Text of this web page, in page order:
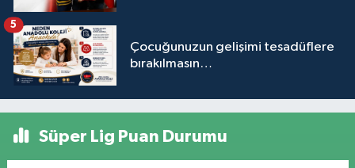
Çocuğunuzun gelişimi tesadüflere
bırakılmasın…
5
Süper Lig Puan Durumu